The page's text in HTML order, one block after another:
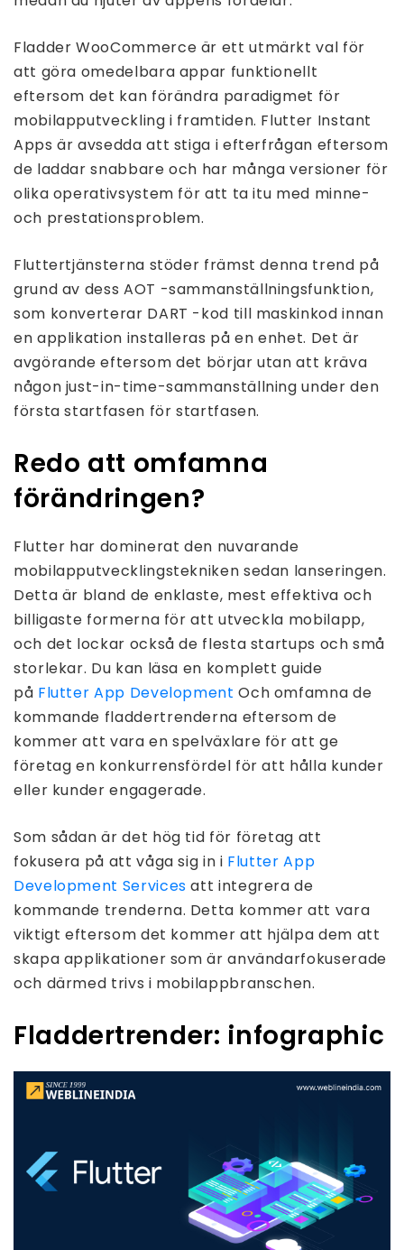
Fladder WooCommerce är ett utmärkt val för
att göra omedelbara appar funktionellt
eftersom det kan förändra paradigmet för
mobilapputveckling i framtiden. Flutter Instant
Apps är avsedda att stiga i efterfrågan eftersom
de laddar snabbare och har många versioner för
olika operativsystem för att ta itu med minne-
och prestationsproblem.
Fluttertjänsterna stöder främst denna trend på
grund av dess AOT -sammanställningsfunktion,
som konverterar DART -kod till maskinkod innan
en applikation installeras på en enhet. Det är
avgörande eftersom det börjar utan att kräva
någon just-in-time-sammanställning under den
första startfasen för startfasen.
Redo att omfamna
förändringen?
Flutter har dominerat den nuvarande
mobilapputvecklingstekniken sedan lanseringen.
Detta är bland de enklaste, mest effektiva och
billigaste formerna för att utveckla mobilapp,
och det lockar också de flesta startups och små
storlekar. Du kan läsa en komplett guide
på Flutter App DevelopmentOch omfamna de
kommande fladdertrenderna eftersom de
kommer att vara en spelväxlare för att ge
företag en konkurrensfördel för att hålla kunder
eller kunder engagerade.
Som sådan är det hög tid för företag att
fokusera på att våga sig in i Flutter App
Development Servicesatt integrera de
kommande trenderna. Detta kommer att vara
viktigt eftersom det kommer att hjälpa dem att
skapa applikationer som är användarfokuserade
och därmed trivs i mobilappbranschen.
Fladdertrender: infographic